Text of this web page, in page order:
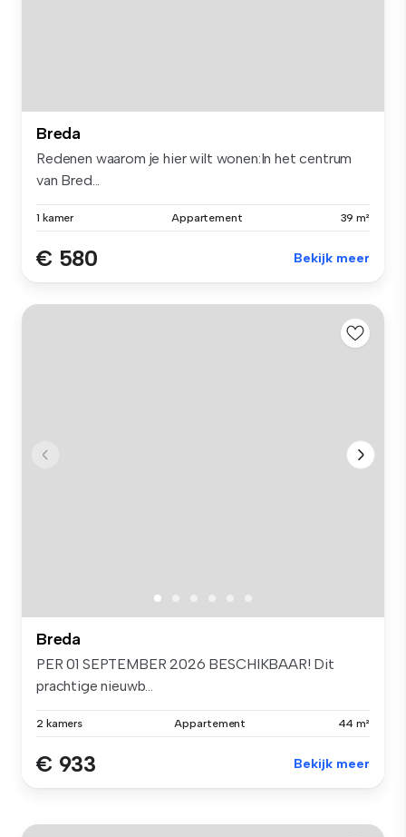
Breda
Redenen waarom je hier wilt wonen:In het centrum
van Bred...
1 kamer Appartement 39 m²
€ 580 Bekijk meer
Breda
PER 01 SEPTEMBER 2026 BESCHIKBAAR! Dit
prachtige nieuwb...
2 kamers Appartement 44 m²
€ 933 Bekijk meer